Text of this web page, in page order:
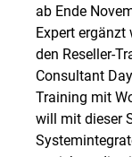
ab Ende
Expert
den Reseller-
Consultant
Training mit
will mit dieser